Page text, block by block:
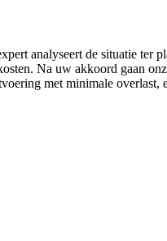
analyseert de situatie ter
Na uw akkoord gaan
met minimale overlast,